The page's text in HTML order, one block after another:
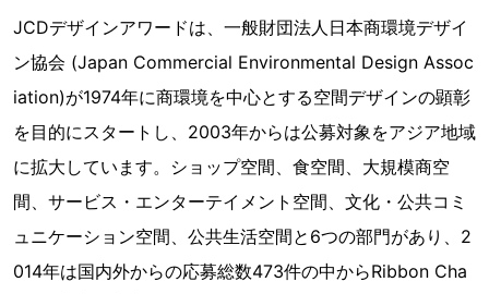
JCDデザインアワードは、一般財団法人日本商環境デザイ
ン協会 (Japan Commercial Environmental Design Assoc
iation)が1974年に商環境を中心とする空間デザインの顕彰
を目的にスタートし、2003年からは公募対象をアジア地域
に拡大しています。ショップ空間、食空間、大規模商空
間、サービス・エンターテイメント空間、文化・公共コミ
ュニケーション空間、公共生活空間と6つの部門があり、2
014年は国内外からの応募総数473件の中からRibbon Cha